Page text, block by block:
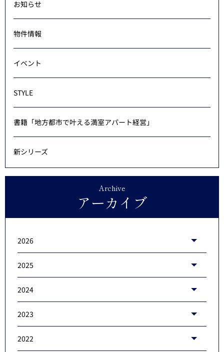
お知らせ
物件情報
イベント
STYLE
書籍「地方都市で叶える満室アパート経営」
新シリーズ
Archive
アーカイブ
2026
2025
2024
2023
2022